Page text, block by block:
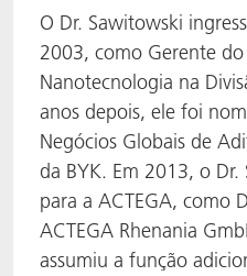
O Dr. Sawitowski
2003, como Gerente
Nanotecnologia na
anos depois, ele foi
Negócios Globais de
da BYK. Em 2013, o
para a ACTEGA, como
ACTEGA Rhenania
assumiu a função